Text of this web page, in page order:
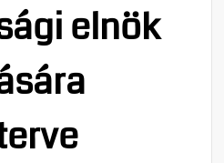
elnök